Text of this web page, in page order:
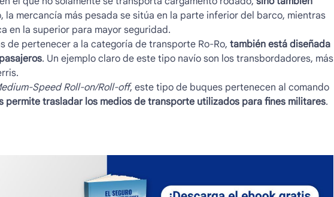
la mercancía más pesada se sitúa en la parte inferior del barco, mientras
en la superior para mayor seguridad.
de pertenecer a la categoría detransporte Ro-Ro, también está diseñada
. Un ejemplo claro de este tipo navío son los transbordadores, más
Speed Roll-on/Roll-off, este tipo de buques pertenecen al comando
permite trasladar los medios de transporte utilizados para fines militares.